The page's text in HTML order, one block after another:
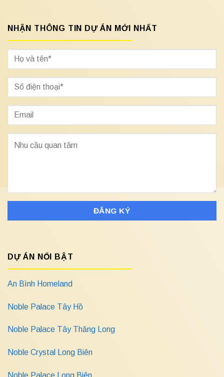
NHẬN THÔNG TIN DỰ ÁN MỚI NHẤT
DỰ ÁN NỔI BẬT
An Bình Homeland
Noble Palace Tây Hồ
Noble Palace Tây Thăng Long
Noble Crystal Long Biên
Noble Palace Long Biên